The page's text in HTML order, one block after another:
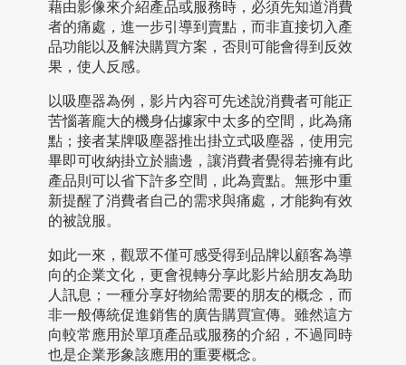
藉由影像來介紹產品或服務時，必須先知道消費
者的痛處，進一步引導到賣點，而非直接切入產
品功能以及解決購買方案，否則可能會得到反效
果，使人反感。
以吸塵器為例，影片內容可先述說消費者可能正
苦惱著龐大的機身佔據家中太多的空間，此為痛
點；接者某牌吸塵器推出掛立式吸塵器，使用完
畢即可收納掛立於牆邊，讓消費者覺得若擁有此
產品則可以省下許多空間，此為賣點。無形中重
新提醒了消費者自己的需求與痛處，才能夠有效
的被說服。
如此一來，觀眾不僅可感受得到品牌以顧客為導
向的企業文化，更會視轉分享此影片給朋友為助
人訊息；一種分享好物給需要的朋友的概念，而
非一般傳統促進銷售的廣告購買宣傳。雖然這方
向較常應用於單項產品或服務的介紹，不過同時
也是企業形象該應用的重要概念。